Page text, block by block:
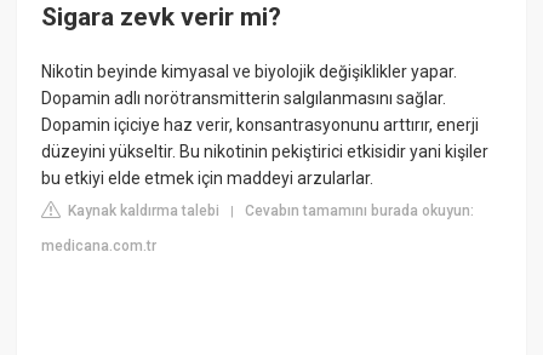
Sigara zevk verir mi?
Nikotin beyinde kimyasal ve biyolojik değişiklikler yapar.
Dopamin adlı norötransmitterin salgılanmasını sağlar.
Dopamin içiciye haz verir, konsantrasyonunu arttırır, enerji
düzeyini yükseltir. Bu nikotinin pekiştirici etkisidir yani kişiler
bu etkiyi elde etmek için maddeyi arzularlar.
Kaynak kaldırma talebi |Cevabın tamamını burada okuyun:
medicana.com.tr